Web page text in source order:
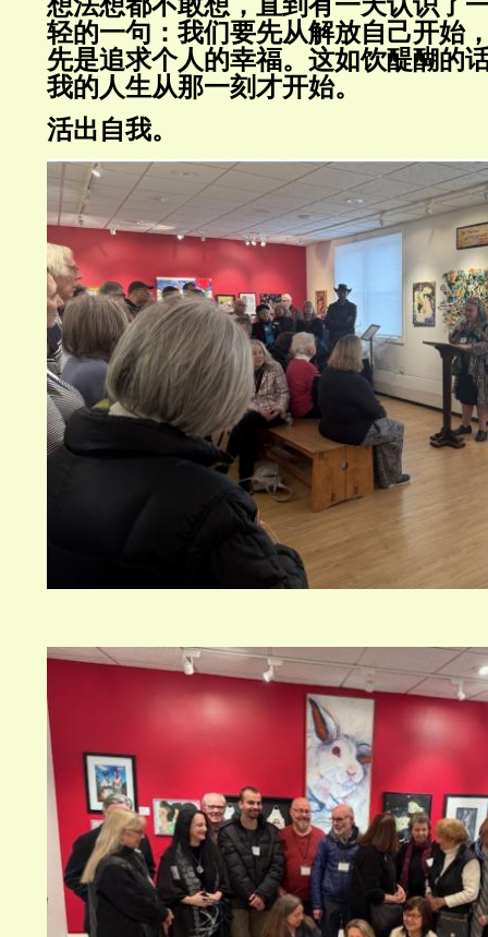
想法想都不敢想，直到有一天认识了
轻的一句：我们要先从解放自己开始
先是追求个人的幸福。这如饮醍醐的
我的人生从那一刻才开始。
活出自我。